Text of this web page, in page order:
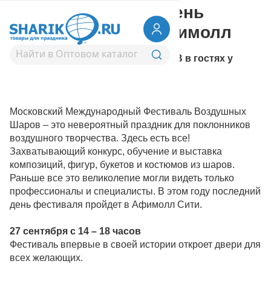
Заключительный день
Фестиваля в ТЦ Афимолл
ФЕСТИВАЛЬ ВОЗДУШНЫХ ШАРОВ в гостях у
Московский Международный Фестиваль Воздушных
Шаров – это невероятный праздник для поклонников
воздушного творчества. Здесь есть все!
Захватывающий конкурс, обучение и выставка
композиций, фигур, букетов и костюмов из шаров.
Раньше все это великолепие могли видеть только
профессионалы и специалисты. В этом году последний
день фестиваля пройдет в Афимолл Сити.
27 сентября с 14 – 18 часов
Фестиваль впервые в своей истории откроет двери для
всех желающих.